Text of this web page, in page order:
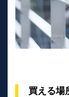
買える場